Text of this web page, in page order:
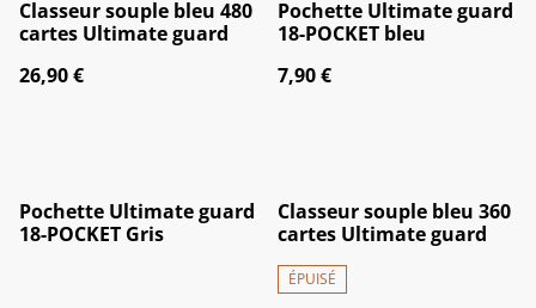
Classeur souple bleu 480
cartes Ultimate guard
26,90 €
Pochette Ultimate guard
18-POCKET bleu
7,90 €
Pochette Ultimate guard
18-POCKET Gris
Classeur souple bleu 360
cartes Ultimate guard
ÉPUISÉ